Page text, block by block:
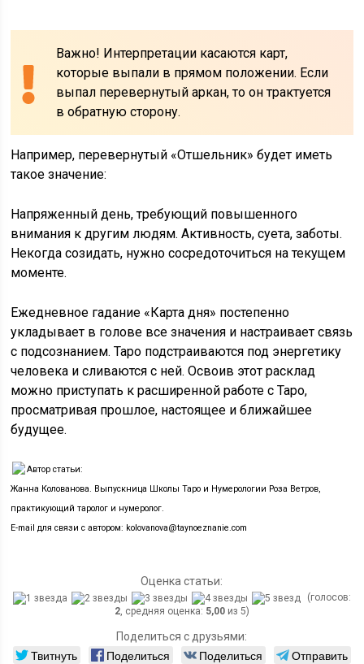
Важно! Интерпретации касаются карт,
которые выпали в прямом положении. Если
выпал перевернутый аркан, то он трактуется
в обратную сторону.
Например, перевернутый «Отшельник» будет иметь
такое значение:
Напряженный день, требующий повышенного
внимания к другим людям. Активность, суета, заботы.
Некогда созидать, нужно сосредоточиться на текущем
моменте.
Ежедневное гадание «Карта дня» постепенно
укладывает в голове все значения и настраивает связь
с подсознанием. Таро подстраиваются под энергетику
человека и сливаются с ней. Освоив этот расклад
можно приступать к расширенной работе с Таро,
просматривая прошлое, настоящее и ближайшее
будущее.
Автор статьи:
Жанна Колованова. Выпускница Школы Таро и Нумерологии Роза Ветров,
практикующий таролог и нумеролог.
E-mail для связи с автором: kolovanova@taynoeznanie.com
Оценка статьи:
(голосов:
2, средняя оценка: 5,00из 5)
Поделиться с друзьями:
Твитнуть Поделиться Поделиться
Отправить